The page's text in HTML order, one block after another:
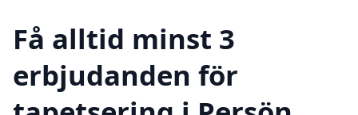
Få alltid minst 3
erbjudanden för